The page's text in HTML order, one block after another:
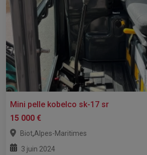
Mini pelle kobelco sk-17 sr
15 000 €
Biot,Alpes-Maritimes
3 juin 2024